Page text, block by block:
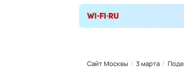
Сайт Москвы 3 марта